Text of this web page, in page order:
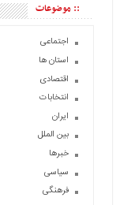
:: موضوعات
اجتماعی
استان ها
اقتصادی
انتخابات
ایران
بین الملل
خبرها
سیاسی
فرهنگی